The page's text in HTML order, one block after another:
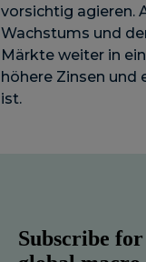
vorsichtig agieren.
Wachstums und
Märkte weiter in
höhere Zinsen und
ist.